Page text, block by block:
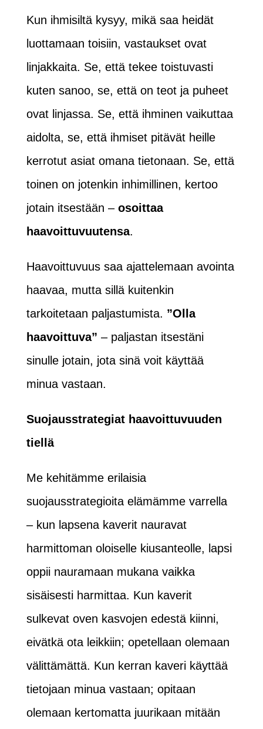
Kun ihmisiltä kysyy, mikä saa heidät
luottamaan toisiin, vastaukset ovat
linjakkaita. Se, että tekee toistuvasti
kuten sanoo, se, että on teot ja puheet
ovat linjassa. Se, että ihminen vaikuttaa
aidolta, se, että ihmiset pitävät heille
kerrotut asiat omana tietonaan. Se, että
toinen on jotenkin inhimillinen, kertoo
jotain itsestään – osoittaa
haavoittuvuutensa.
Haavoittuvuus saa ajattelemaan avointa
haavaa, mutta sillä kuitenkin
tarkoitetaan paljastumista. ”Olla
haavoittuva” – paljastan itsestäni
sinulle jotain, jota sinä voit käyttää
minua vastaan.
Suojausstrategiat haavoittuvuuden
tiellä
Me kehitämme erilaisia
suojausstrategioita elämämme varrella
– kun lapsena kaverit nauravat
harmittoman oloiselle kiusanteolle, lapsi
oppii nauramaan mukana vaikka
sisäisesti harmittaa. Kun kaverit
sulkevat oven kasvojen edestä kiinni,
eivätkä ota leikkiin; opetellaan olemaan
välittämättä. Kun kerran kaveri käyttää
tietojaan minua vastaan; opitaan
olemaan kertomatta juurikaan mitään